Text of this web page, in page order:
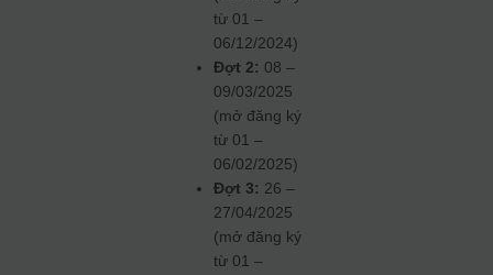
từ 01 –
06/12/2024)
Đợt 2: 08 –
09/03/2025
(mở đăng ký
từ 01 –
06/02/2025)
Đợt 3: 26 –
27/04/2025
(mở đăng ký
từ 01 –